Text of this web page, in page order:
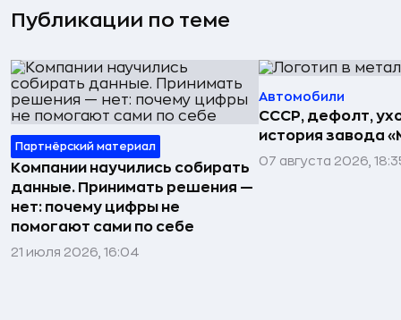
Публикации по теме
Партнёрский материал
Компании научились собирать
данные. Принимать решения —
нет: почему цифры не
помогают сами по себе
21 июля 2026, 16:04
Автомобили
СССР, дефолт,
история завода
07 августа 2026,